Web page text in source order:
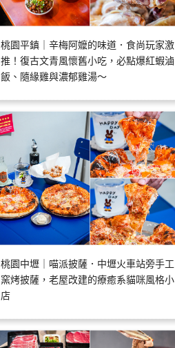
桃園平鎮｜辛梅阿嬤的味道．食尚玩家激
推！復古文青風懷舊小吃，必點爆紅蝦滷
飯、隨緣雞與濃郁雞湯～
桃園中壢｜喵派披薩．中壢火車站旁手工
窯烤披薩，老屋改建的療癒系貓咪風格小
店